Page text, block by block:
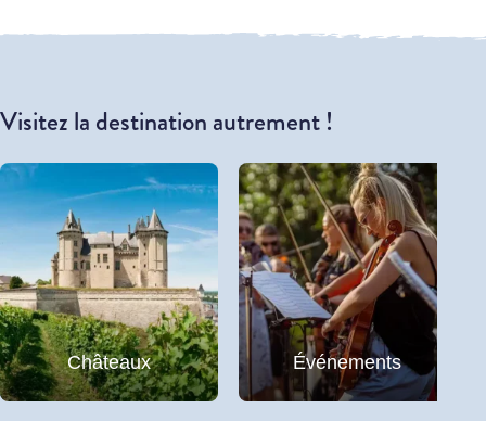
Visitez la destination autrement !
Châteaux Événements